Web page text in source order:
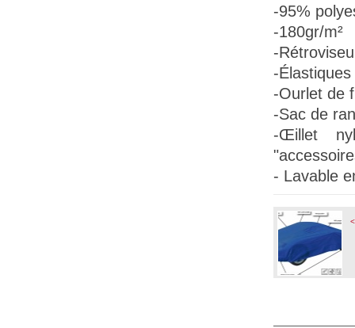
-95%
-180gr/m²
-
-
-Ourlet de
-Sac de
-Œillet
- Lavable